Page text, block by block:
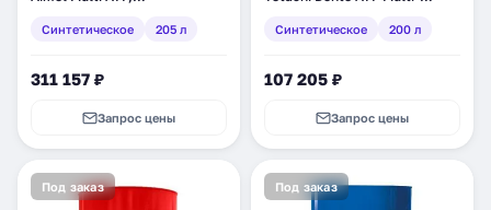
Синтетическое 205 л
311 157 ₽
Запрос цены
(4589904528736)
Синтетическое 200 л
107 205 ₽
Запрос цены
Под заказ Под заказ